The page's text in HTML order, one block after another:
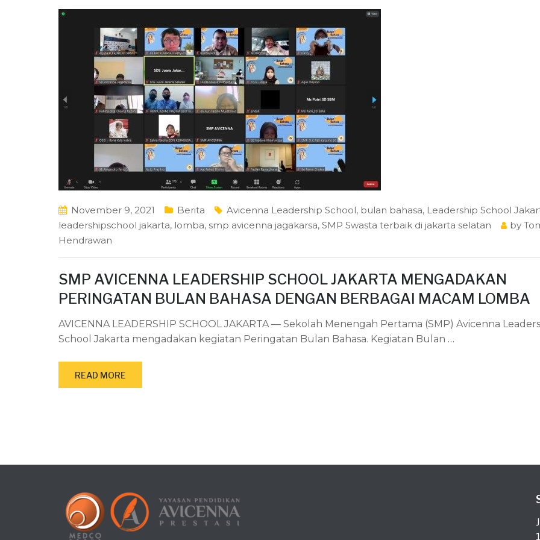
November 9, 2021 Berita Avicenna Leadership School, bulan bahasa, Leadership School
leadershipschool jakarta, lomba, smp avicenna jagakarsa, SMP Swasta terbaik di jakarta selatan by
Hendrawan
SMP AVICENNA LEADERSHIP SCHOOL JAKARTA MENGADAKAN
PERINGATAN BULAN BAHASA DENGAN BERBAGAI MACAM LOMBA
AVICENNA LEADERSHIP SCHOOL JAKARTA — Sekolah Menengah Pertama (SMP) Avicenna
School Jakarta mengadakan kegiatan Peringatan Bulan Bahasa. Kegiatan Bulan …
READ MORE